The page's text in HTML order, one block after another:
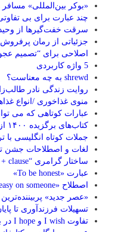
«بوکر بین‌المللی»
چند عبارت برای بی
سرقت خفت‌گیرها از وحید
جزئیاتی از رمان
اصلاحی برای “تصمیم
5 واژه کاربردی
shrewd به چه معناست؟
روایت زندگی نادر طالب‌زاده در «۱۰
منوی غذاخوری /انواع
عبارات کوتاهی که می
کتاب‌های برگزیده ۱۴۰۰ از نگاه شورای کتاب کودک
جملات کوتاه انگلیسی با
لغات و اصطلاحات جشن
ساختار گرامری “As soon as + clause” / به محض اینکه…
عبارت «To be honest»
اصطلاح «Go easy on someone»
«عصر جدید»
تسهیلات فرزندآوری تا
تفاوت I wish و I hope در بیان خواسته‌ها